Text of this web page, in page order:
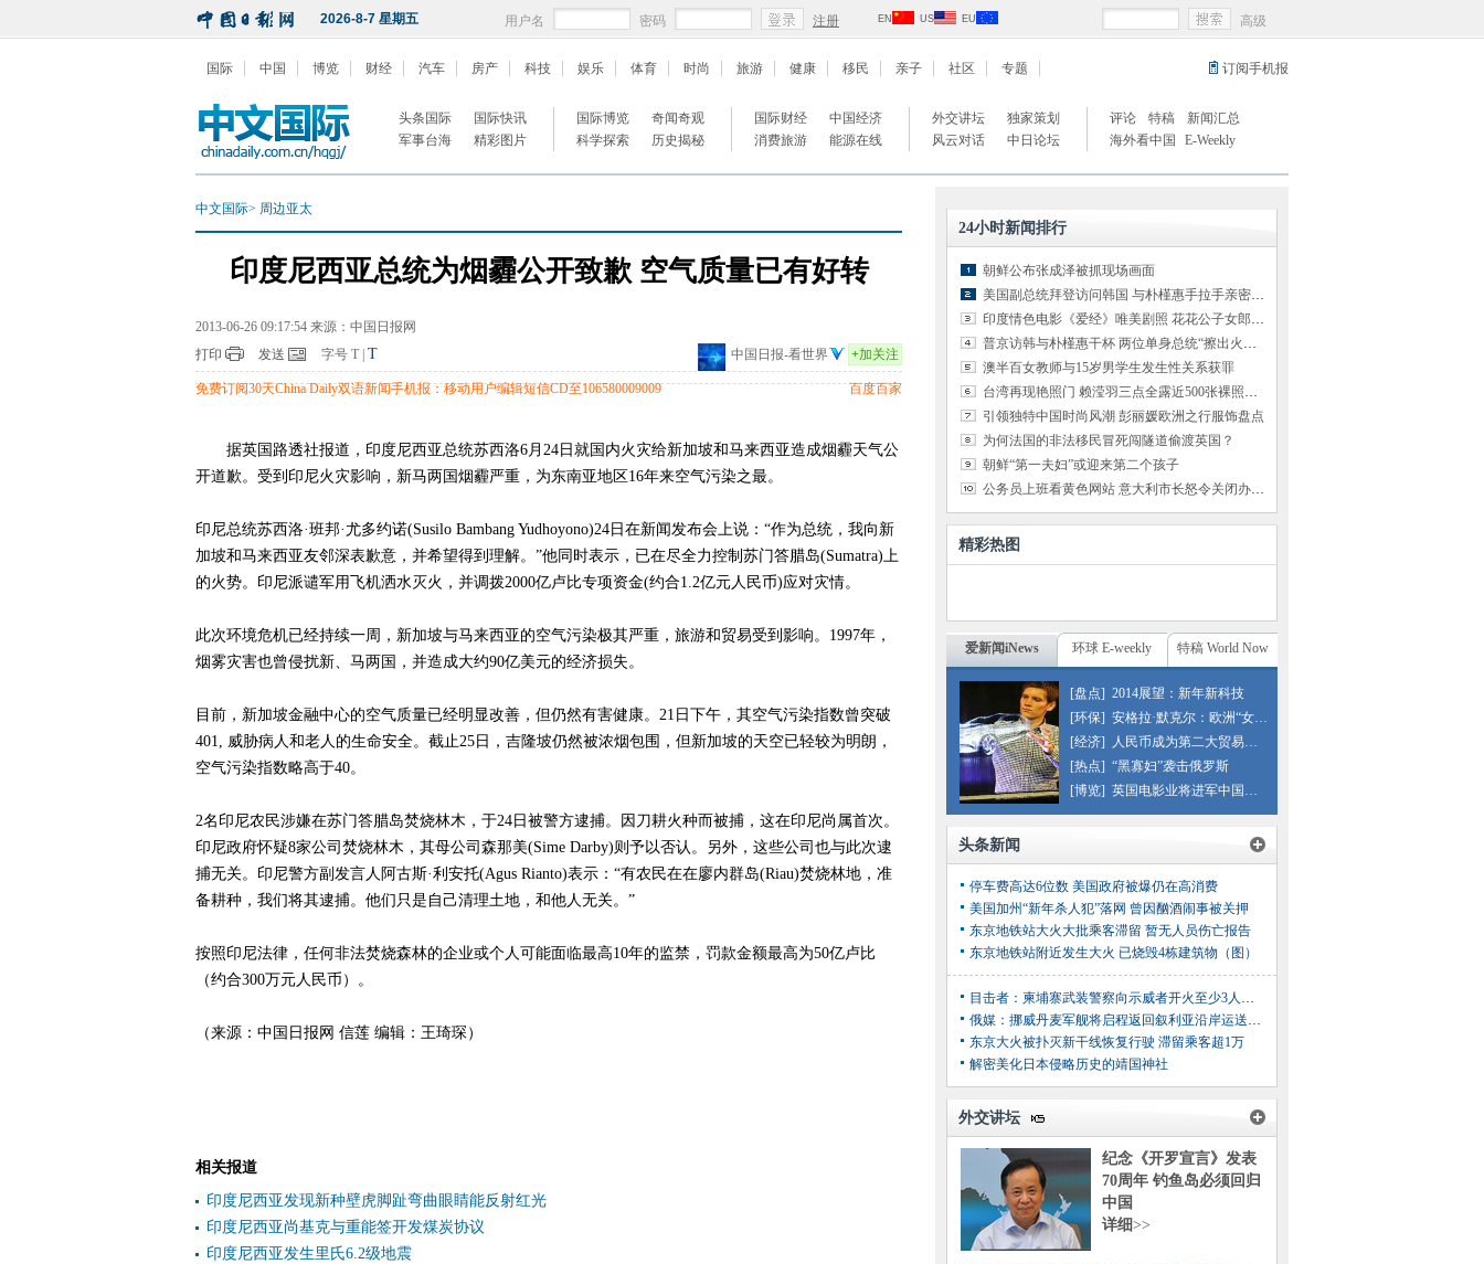
2026-8-7 星期五 用户名 密码 注册 EN US EU 高级
订阅手机报
国际 中国 博览 财经 汽车 房产 科技 娱乐 体育 时尚 旅游 健康 移民 亲子 社区 专题
头条国际
国际快讯
军事台海
精彩图片
国际博览
奇闻奇观
科学探索
历史揭秘
国际财经
中国经济
消费旅游
能源在线
外交讲坛
独家策划
风云对话
中日论坛
评论 特稿
新闻汇总
海外看中国
E-Weekly
中文国际> 周边亚太
印度尼西亚总统为烟霾公开致歉 空气质量已有好转
2013-06-26 09:17:54 来源：中国日报网
中国日报-看世界
+加关注
打印 发送 字号 T T
免费订阅30天China Daily双语新闻手机报：移动用户编辑短信CD至106580009009 百度百家
据英国路透社报道，印度尼西亚总统苏西洛6月24日就国内火灾给新加坡和马来西亚造成烟霾天气公
开道歉。受到印尼火灾影响，新马两国烟霾严重，为东南亚地区16年来空气污染之最。
印尼总统苏西洛·班邦·尤多约诺(Susilo Bambang Yudhoyono)24日在新闻发布会上说：“作为总统，我向新
加坡和马来西亚友邻深表歉意，并希望得到理解。”他同时表示，已在尽全力控制苏门答腊岛(Sumatra)上
的火势。印尼派谴军用飞机洒水灭火，并调拨2000亿卢比专项资金(约合1.2亿元人民币)应对灾情。
此次环境危机已经持续一周，新加坡与马来西亚的空气污染极其严重，旅游和贸易受到影响。1997年，
烟雾灾害也曾侵扰新、马两国，并造成大约90亿美元的经济损失。
目前，新加坡金融中心的空气质量已经明显改善，但仍然有害健康。21日下午，其空气污染指数曾突破
401, 威胁病人和老人的生命安全。截止25日，吉隆坡仍然被浓烟包围，但新加坡的天空已轻较为明朗，
空气污染指数略高于40。
2名印尼农民涉嫌在苏门答腊岛焚烧林木，于24日被警方逮捕。因刀耕火种而被捕，这在印尼尚属首次。
印尼政府怀疑8家公司焚烧林木，其母公司森那美(Sime Darby)则予以否认。另外，这些公司也与此次逮
捕无关。印尼警方副发言人阿古斯·利安托(Agus Rianto)表示：“有农民在在廖内群岛(Riau)焚烧林地，准
备耕种，我们将其逮捕。他们只是自己清理土地，和他人无关。”
按照印尼法律，任何非法焚烧森林的企业或个人可能面临最高10年的监禁，罚款金额最高为50亿卢比
（约合300万元人民币）。
（来源：中国日报网 信莲 编辑：王琦琛）
相关报道
印度尼西亚发现新种壁虎脚趾弯曲眼睛能反射红光
印度尼西亚尚基克与重能签开发煤炭协议
印度尼西亚发生里氏6.2级地震
24小时新闻排行
朝鲜公布张成泽被抓现场画面
美国副总统拜登访问韩国 与朴槿惠手拉手亲密交谈
印度情色电影《爱经》唯美剧照 花花公子女郎出演
普京访韩与朴槿惠干杯 两位单身总统“擦出火花”（组图）
澳半百女教师与15岁男学生发生性关系获罪
台湾再现艳照门 赖滢羽三点全露近500张裸照外泄
引领独特中国时尚风潮 彭丽媛欧洲之行服饰盘点
为何法国的非法移民冒死闯隧道偷渡英国？
朝鲜“第一夫妇”或迎来第二个孩子
公务员上班看黄色网站 意大利市长怒令关闭办公室网络
精彩热图
爱新闻iNews 环球 E-weekly 特稿 World Now
[盘点] 2014展望：新年新科技
[环保] 安格拉·默克尔：欧洲“女皇”
[经济]
人民币成为第二大贸易融资货币
[热点] “黑寡妇”袭击俄罗斯
[博览] 英国电影业将进军中国市场
头条新闻
停车费高达6位数 美国政府被爆仍在高消费
美国加州“新年杀人犯”落网 曾因酗酒闹事被关押
东京地铁站大火大批乘客滞留 暂无人员伤亡报告
东京地铁站附近发生大火 已烧毁4栋建筑物（图）
目击者：柬埔寨武装警察向示威者开火至少3人丧生
俄媒：挪威丹麦军舰将启程返回叙利亚沿岸运送化武
东京大火被扑灭新干线恢复行驶 滞留乘客超1万
解密美化日本侵略历史的靖国神社
外交讲坛
纪念《开罗宣言》发表
70周年 钓鱼岛必须回归
中国
详细>>